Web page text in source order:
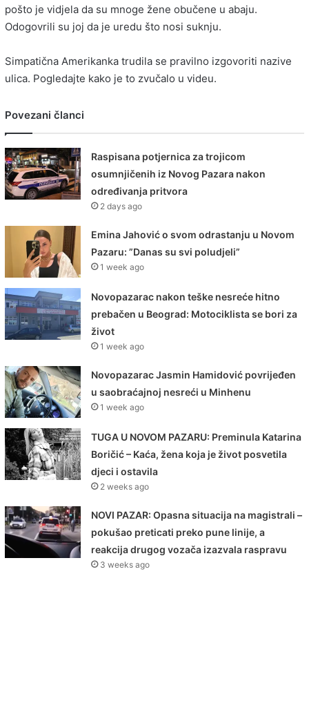
pošto je vidjela da su mnoge žene obučene u abaju.
Odogovrili su joj da je uredu što nosi suknju.
Simpatična Amerikanka trudila se pravilno izgovoriti nazive
ulica. Pogledajte kako je to zvučalo u videu.
Povezani članci
Raspisana potjernica za trojicom
osumnjičenih iz Novog Pazara nakon
određivanja pritvora
2 days ago
Emina Jahović o svom odrastanju u Novom
Pazaru: ”Danas su svi poludjeli”
1 week ago
Novopazarac nakon teške nesreće hitno
prebačen u Beograd: Motociklista se bori za
život
1 week ago
Novopazarac Jasmin Hamidović povrijeđen
u saobraćajnoj nesreći u Minhenu
1 week ago
TUGA U NOVOM PAZARU: Preminula Katarina
Boričić – Kaća, žena koja je život posvetila
djeci i ostavila
2 weeks ago
NOVI PAZAR: Opasna situacija na magistrali –
pokušao preticati preko pune linije, a
reakcija drugog vozača izazvala raspravu
3 weeks ago